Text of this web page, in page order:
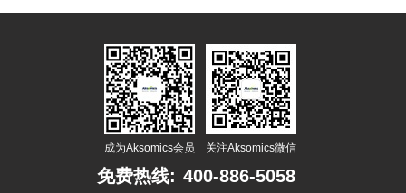
成为Aksomics会员 关注Aksomics微信
免费热线: 400-886-5058